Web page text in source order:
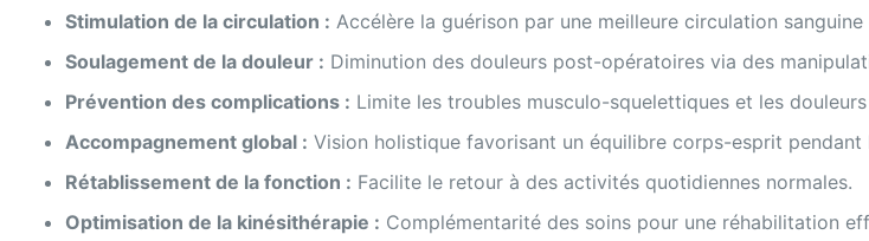
Stimulation de la circulation : Accélère la guérison par une meilleure circulation
Soulagement de la douleur : Diminution des douleurs post-opératoires via des
Prévention des complications : Limite les troubles musculo-squelettiques et les
Accompagnement global : Vision holistique favorisant un équilibre corps-esprit pendant
Rétablissement de la fonction : Facilite le retour à des activités quotidiennes normales.
Optimisation de la kinésithérapie : Complémentarité des soins pour une réhabilitation